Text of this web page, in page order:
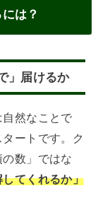
は？
」届けるか
然なことで
ートです。ク
数」ではな
てくれるか」